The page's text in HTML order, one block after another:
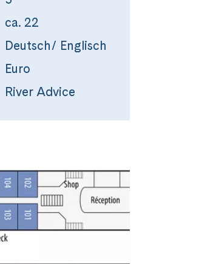
ca. 22
Deutsch/ Englisch
Euro
River Advice